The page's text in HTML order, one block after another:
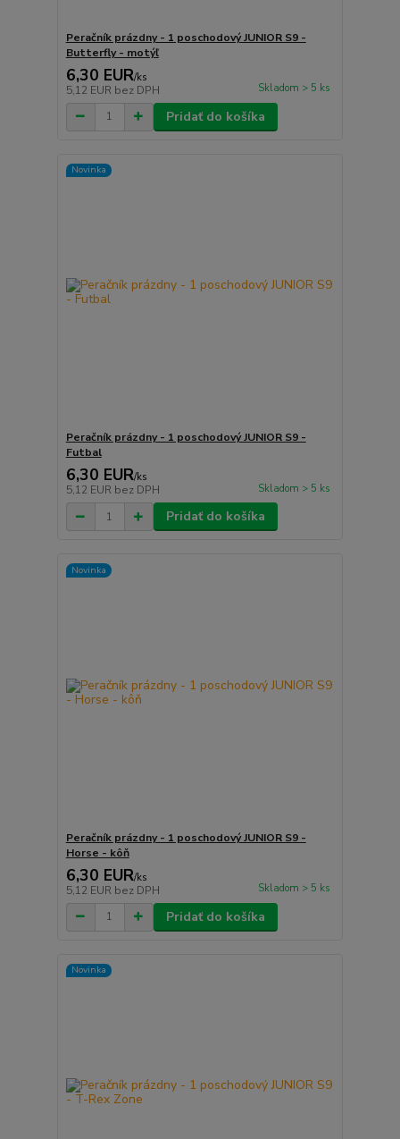
Peračník prázdny - 1 poschodový JUNIOR S9 -
Butterfly - motýľ
6,30 EUR/ks
5,12 EUR bez DPH Skladom > 5 ks
Pridať do košíka
Novinka
Peračník prázdny - 1 poschodový JUNIOR S9 -
Futbal
6,30 EUR/ks
5,12 EUR bez DPH Skladom > 5 ks
Pridať do košíka
Novinka
Peračník prázdny - 1 poschodový JUNIOR S9 -
Horse - kôň
6,30 EUR/ks
5,12 EUR bez DPH Skladom > 5 ks
Pridať do košíka
Novinka